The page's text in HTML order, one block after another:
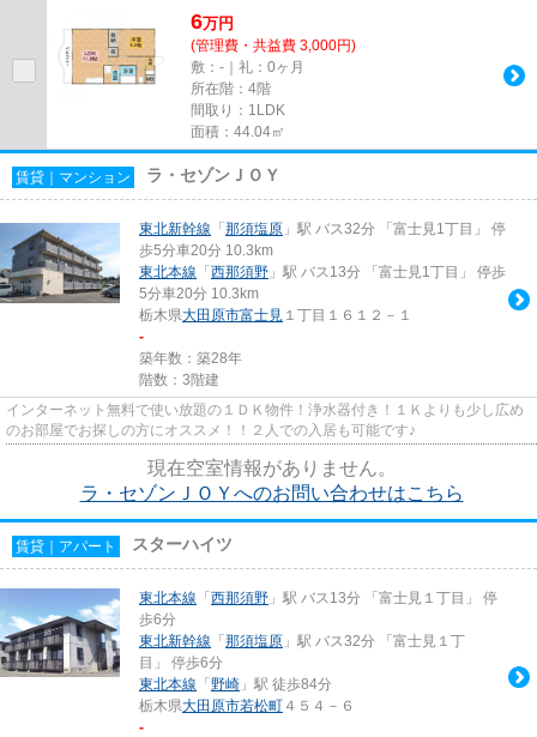
6万円
(管理費・共益費 3,000円)
敷：-｜礼：0ヶ月
所在階：4階
間取り：1LDK
面積：44.04㎡
賃貸｜マンション ラ・セゾンＪＯＹ
東北新幹線 「 那須塩原 」駅 バス32分 「富士見1丁目」 停
歩5分車20分 10.3km
東北本線 「 西那須野 」駅 バス13分 「富士見1丁目」 停歩
5分車20分 10.3km
栃木県大田原市富士見 １丁目１６１２－１
-
築年数：築28年
階数：3階建
インターネット無料で使い放題の１ＤＫ物件！浄水器付き！１Ｋよりも少し広め
のお部屋でお探しの方にオススメ！！２人での入居も可能です♪
現在空室情報がありません。
ラ・セゾンＪＯＹへのお問い合わせはこちら
賃貸｜アパート スターハイツ
東北本線 「 西那須野 」駅 バス13分 「富士見１丁目」 停
歩6分
東北新幹線 「 那須塩原 」駅 バス32分 「富士見１丁
目」 停歩6分
東北本線 「 野崎 」駅 徒歩84分
栃木県大田原市若松町 ４５４－６
-